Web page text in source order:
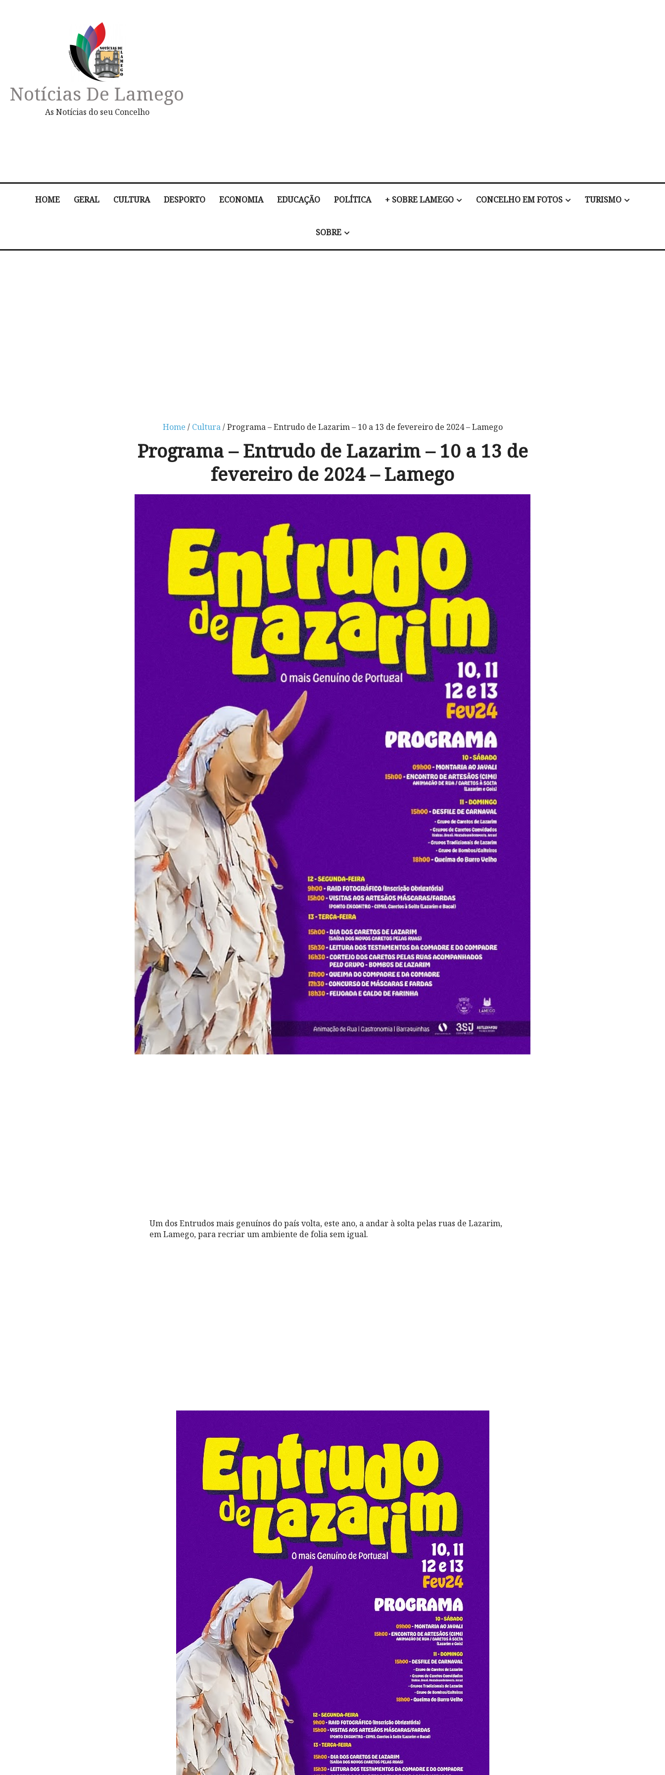
Notícias De Lamego
As Notícias do seu Concelho
HOME GERAL CULTURA DESPORTO ECONOMIA EDUCAÇÃO POLÍTICA + SOBRE LAMEGO CONCELHO EM FOTOS TURISMO
SOBRE
Home / Cultura/ Programa – Entrudo de Lazarim – 10 a 13 de fevereiro de 2024 – Lamego
Programa – Entrudo de Lazarim – 10 a 13 de
fevereiro de 2024 – Lamego
Um dos Entrudos mais genuínos do país volta, este ano, a andar à solta pelas ruas de Lazarim,
em Lamego, para recriar um ambiente de folia sem igual.